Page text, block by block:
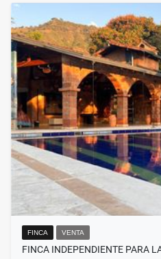
FINCA VENTA
FINCA INDEPENDIENTE PARA